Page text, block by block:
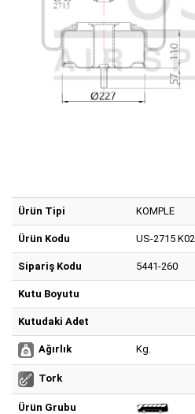
Ürün Tipi KOMPLE
Ürün Kodu US-2715 K02
Sipariş Kodu 5441-260
Kutu Boyutu
Kutudaki Adet
Ağırlık Kg.
Tork
Ürün Grubu